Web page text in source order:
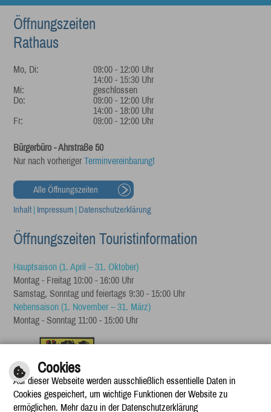
Öffnungszeiten
Rathaus
Mo, Di:
09:00 - 12:00 Uhr
14:00 - 15:30 Uhr
Mi:
geschlossen
Do:
09:00 - 12:00 Uhr
14:00 - 18:00 Uhr
Fr:
09:00 - 12:00 Uhr
Bürgerbüro - Ahrstraße 50
Nur nach vorherigerTerminvereinbarung!
Alle Öffnungszeiten
Inhalt Impressum Datenschutzerklärung
Öffnungszeiten Touristinformation
Hauptsaison (1. April – 31. Oktober)
Montag - Freitag 10:00 - 16:00 Uhr
Samstag, Sonntag und feiertags 9:30 - 15:00 Uhr
Nebensaison (1. November – 31. März)
Montag - Sonntag 11:00 - 15:00 Uhr
Cookies
Auf dieser Webseite werden ausschließlich essentielle Daten in
Cookies gespeichert, um wichtige Funktionen der Website zu
ermöglichen. Mehr dazu in der Datenschutzerklärung